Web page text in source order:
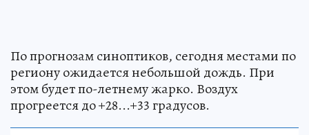
По прогнозам синоптиков, сегодня местами по
региону ожидается небольшой дождь. При
этом будет по-летнему жарко. Воздух
прогреется до +28...+33 градусов.